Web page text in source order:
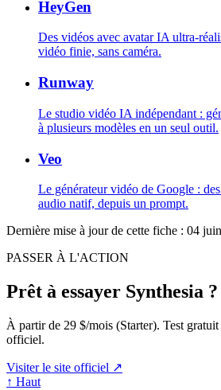
HeyGen
Des vidéos avec avatar IA ultra-
vidéo finie, sans caméra.
Runway
Le studio vidéo IA indépendant :
à plusieurs modèles en un seul outil.
Veo
Le générateur vidéo de Google :
audio natif, depuis un prompt.
Dernière mise à jour de cette fiche : 04
PASSER À L'ACTION
Prêt à essayer Synthesia ?
À partir de 29 $/mois (Starter). Test
officiel.
Visiter le site officiel ↗
↑ Haut